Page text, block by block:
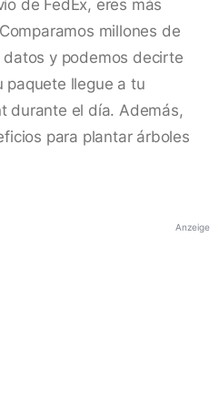
de FedEx, eres más
millones de
datos y podemos decirte
paquete llegue a tu
durante el día. Además,
para plantar árboles
Anzeige